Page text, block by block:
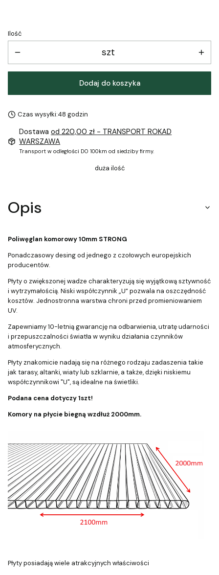
Ilość
szt
Dodaj do koszyka
Czas wysyłki:48 godzin
Dostawaod 220,00 zł - TRANSPORT ROKAD
WARSZAWA
Transport w odległości DO 100km od siedziby firmy.
duża ilość
Opis
Poliwęglan komorowy 10mm STRONG
Ponadczasowy desing od jednego z czołowych europejskich
producentów.
Płyty o zwiększonej wadze charakteryzują się wyjątkową sztywność
i wytrzymałością. Niski współczynnik „U” pozwala na oszczędność
kosztów. Jednostronna warstwa chroni przed promieniowaniem
UV.
Zapewniamy 10-letnią gwarancję na odbarwienia, utratę udarności
i przepuszczalności światła w wyniku działania czynników
atmosferycznych.
Płyty znakomicie nadają się na różnego rodzaju zadaszenia takie
jak tarasy, altanki, wiaty lub szklarnie, a także, dzięki niskiemu
współczynnikowi "U", są idealne na świetliki.
Podana cena dotyczy 1szt!
Komory na płycie biegną wzdłuż 2000mm.
Płyty posiadają wiele atrakcyjnych właściwości